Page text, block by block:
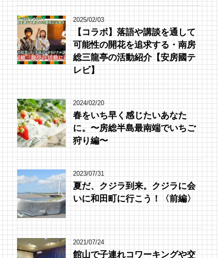
2025/02/03
【コラボ】落語や講談を通して
可能性の開花を追求する・南房
総三龍亭の活動紹介【安房國テ
レビ】
2024/02/20
春をいち早く感じたいあなた
に。〜房総半島最南端でいちご
狩り編〜
2023/07/31
夏だ、クジラ到来。クジラに会
いに和田町に行こう！〈前編〉
2021/07/24
館山で子連れコワーキングや交